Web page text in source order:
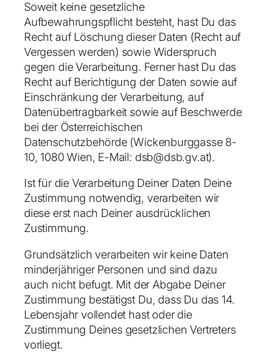
Soweit keine gesetzliche
Aufbewahrungspflicht besteht, hast Du das
Recht auf Löschung dieser Daten (Recht auf
Vergessen werden) sowie Widerspruch
gegen die Verarbeitung. Ferner hast Du das
Recht auf Berichtigung der Daten sowie auf
Einschränkung der Verarbeitung, auf
Datenübertragbarkeit sowie auf Beschwerde
bei der Österreichischen
Datenschutzbehörde (Wickenburggasse 8-
10, 1080 Wien, E-Mail: dsb@dsb.gv.at).
Ist für die Verarbeitung Deiner Daten Deine
Zustimmung notwendig, verarbeiten wir
diese erst nach Deiner ausdrücklichen
Zustimmung.
Grundsätzlich verarbeiten wir keine Daten
minderjähriger Personen und sind dazu
auch nicht befugt. Mit der Abgabe Deiner
Zustimmung bestätigst Du, dass Du das 14.
Lebensjahr vollendet hast oder die
Zustimmung Deines gesetzlichen Vertreters
vorliegt.